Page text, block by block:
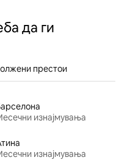
да ги
престои
изнајмувања
изнајмувања